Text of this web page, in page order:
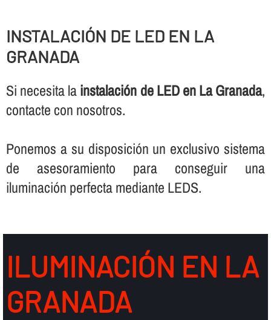
INSTALACIÓN DE LED EN LA
GRANADA
Si necesita lainstalación de LED en La Granada,
contacte con nosotros.
Ponemos a su disposición un exclusivo sistema
de asesoramiento para conseguir una
iluminación perfecta mediante LEDS.
ILUMINACIÓN EN LA
GRANADA